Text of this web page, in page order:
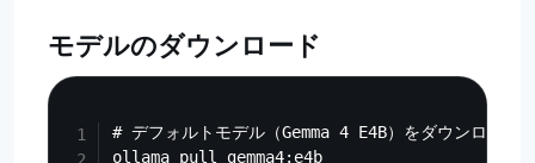
モデルのダウンロード
# デフォルトモデル（Gemma 4 E4B）をダウンロード
ollama pull gemma4:e4b